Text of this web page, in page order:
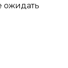
ожидать